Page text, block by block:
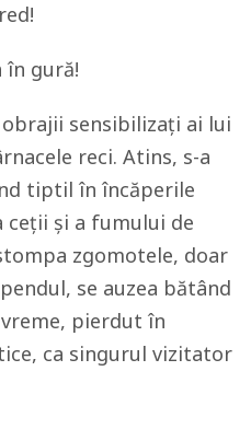
gură!
obrajii sensibilizați ai lui
reci. Atins, s-a
tiptil în încăperile
ceții și a fumului de
zgomotele, doar
se auzea bătând
pierdut în
ca singurul vizitator